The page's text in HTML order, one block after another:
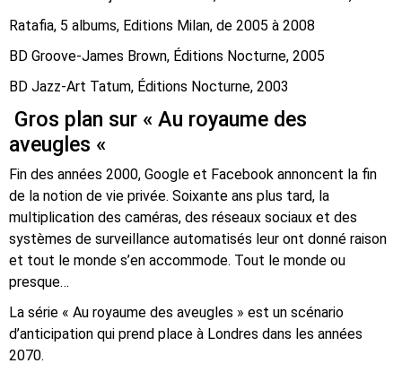
Ratafia, 5 albums, Editions Milan, de 2005 à 2008
BD Groove-James Brown, Éditions Nocturne, 2005
BD Jazz-Art Tatum, Éditions Nocturne, 2003
Gros plan sur « Au royaume des
aveugles «
Fin des années 2000, Google et Facebook annoncent la fin
de la notion de vie privée. Soixante ans plus tard, la
multiplication des caméras, des réseaux sociaux et des
systèmes de surveillance automatisés leur ont donné raison
et tout le monde s’en accommode. Tout le monde ou
presque…
La série « Au royaume des aveugles » est un scénario
d’anticipation qui prend place à Londres dans les années
2070.